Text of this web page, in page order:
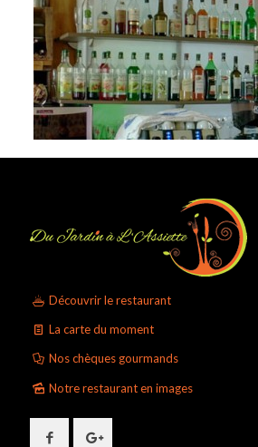
Découvrir le restaurant
La carte du moment
Nos chèques gourmands
Notre restaurant en images